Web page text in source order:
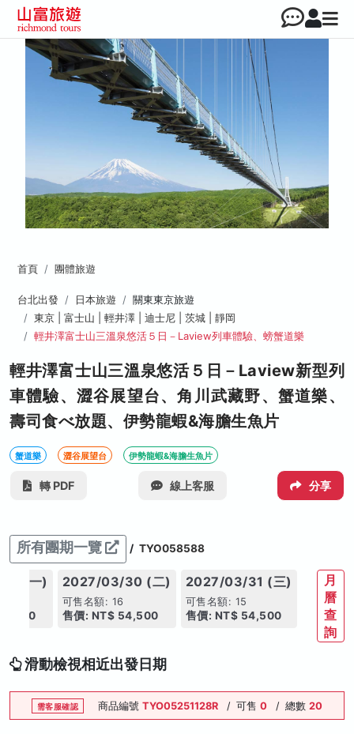
首頁 團體旅遊
台北出發 日本旅遊
關東東京旅遊
東京 | 富士山 | 輕井澤 | 迪士尼 | 茨城 | 靜岡
輕井澤富士山三溫泉悠活５日－Laview列車體驗、螃蟹道樂
輕井澤富士山三溫泉悠活５日－Laview新型列
車體驗、澀谷展望台、角川武藏野、蟹道樂、
壽司食べ放題、伊勢龍蝦&海膽生魚片
蟹道樂 澀谷展望台 伊勢龍蝦&海膽生魚片
轉 PDF 線上客服 分享
所有團期一覽 / TYO058588
(一) 2027/03/30 (二)
可售名額: 16
售價: NT$ 54,500
2027/03/31 (三)
可售名額: 15
售價: NT$ 54,500
月
曆
查
詢
滑動檢視相近出發日期
需客服確認 商品編號TYO05251128R / 可售0 / 總數20